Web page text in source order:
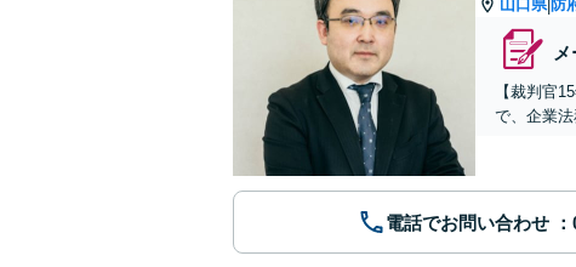
山口県|防
【裁判官
で、企業
電話でお問い合わせ